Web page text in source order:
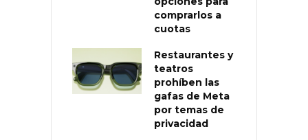
comprarlos a
cuotas
Restaurantes y
teatros
prohíben las
gafas de Meta
por temas de
privacidad